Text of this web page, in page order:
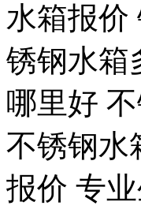
水箱报价
锈钢水箱
哪里好
不锈钢水
报价 专